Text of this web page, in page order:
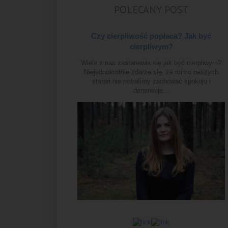
Czy cierpliwość popłaca? Jak być
cierpliwym?
Wiele z nas zastanawia się jak być cierpliwym?
Niejednokrotnie zdarza się, że mimo naszych
starań nie potrafimy zachować spokoju i
denerwuje...